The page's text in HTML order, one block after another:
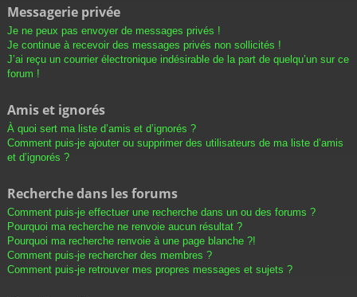
Messagerie privée
Je ne peux pas envoyer de messages privés !
Je continue à recevoir des messages privés non sollicités !
J’ai reçu un courrier électronique indésirable de la part de quelqu’un sur ce
forum !
Amis et ignorés
À quoi sert ma liste d’amis et d’ignorés ?
Comment puis-je ajouter ou supprimer des utilisateurs de ma liste d’amis
et d’ignorés ?
Recherche dans les forums
Comment puis-je effectuer une recherche dans un ou des forums ?
Pourquoi ma recherche ne renvoie aucun résultat ?
Pourquoi ma recherche renvoie à une page blanche ?!
Comment puis-je rechercher des membres ?
Comment puis-je retrouver mes propres messages et sujets ?